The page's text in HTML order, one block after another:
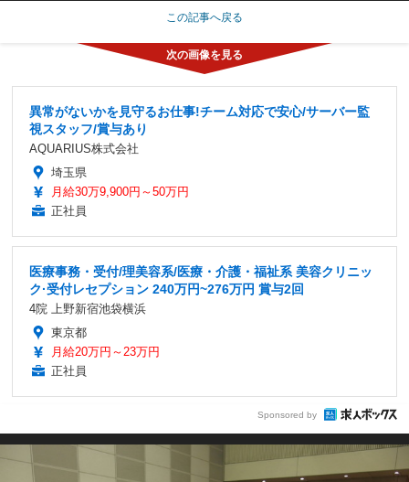
この記事へ戻る
異常がないかを見守るお仕事!チーム対応で安心/サーバー監
視スタッフ/賞与あり
AQUARIUS株式会社
埼玉県
月給30万9,900円～50万円
正社員
医療事務・受付/理美容系/医療・介護・福祉系 美容クリニッ
ク·受付レセプション 240万円~276万円 賞与2回
4院 上野新宿池袋横浜
東京都
月給20万円～23万円
正社員
Sponsored by